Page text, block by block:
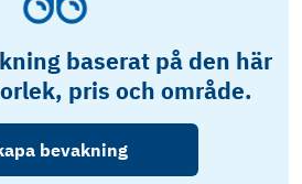
baserat på den här
pris och område.
bevakning